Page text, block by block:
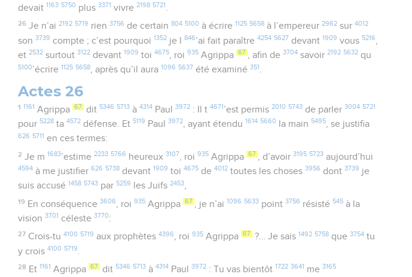
devait 1163 5750 plus3371 vivre2198 5721 .
26 Je n’ai 2192 5719 rien 3756 de certain 804 5100 à écrire 1125 5658à l’empereur 2962sur 4012
son3739 compte ; c’est pourquoi 1352 je l846’ai fait paraître4254 5627 devant 1909 vous 5216
et2532 surtout3122 devant 1909 toi4675, roi935 Agrippa 67 , afin de3704 savoir2192 5632 qu
5100’écrire 1125 5658, après qu’il aura 1096 5637 été examiné351.
Actes 26
1 1161 Agrippa 67 dit 5346 5713à 4314Paul 3972: Il t 4671 ’est permis 2010 5743de parler 3004 5721
pour 5228 ta4572 défense. Et 5119 Paul3972, ayant étendu 1614 5660 la main 5495, se justifia
626 5711 en ces termes:
2 Je m 1683’estime 2233 5766 heureux 3107 , roi 935Agrippa 67 , d’avoir 3195 5723aujourd’hui
4594 à me justifier626 5738 devant 1909 toi4675 de4012 toutes les choses3956 dont3739 je
suis accusé1458 5743 par 5259 les Juifs2453,
19 En conséquence 3606 , roi 935Agrippa 67 , je n’ai 1096 5633point 3756 résisté 545à la
vision3701 céleste3770:
27 Crois-tu 4100 5719 aux prophètes 4396, roi 935Agrippa 67 ?… Je sais 1492 5758que 3754tu
y crois4100 5719
28 Et 1161 Agrippa 67 dit 5346 5713à 4314Paul 3972: Tu vas bientôt 1722 3641 me 3165